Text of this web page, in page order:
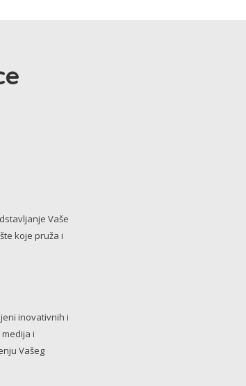
Vaše
koje pruža i
inovativnih i
i
Vašeg